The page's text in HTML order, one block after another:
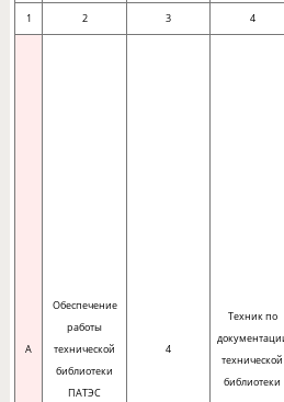
1 2 3 4
A
Обеспечение
работы
технической
библиотеки
ПАТЭС
4
Техник по
технической
библиотеки